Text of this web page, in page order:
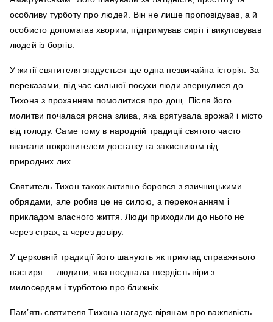
особливу турботу про людей. Він не лише проповідував, а й
особисто допомагав хворим, підтримував сиріт і викуповував
людей із боргів.
У житії святителя згадується ще одна незвичайна історія. За
переказами, під час сильної посухи люди звернулися до
Тихона з проханням помолитися про дощ. Після його
молитви почалася рясна злива, яка врятувала врожай і місто
від голоду. Саме тому в народній традиції святого часто
вважали покровителем достатку та захисником від
природних лих.
Святитель Тихон також активно боровся з язичницькими
обрядами, але робив це не силою, а переконанням і
прикладом власного життя. Люди приходили до нього не
через страх, а через довіру.
У церковній традиції його шанують як приклад справжнього
пастиря — людини, яка поєднала твердість віри з
милосердям і турботою про ближніх.
Пам’ять святителя Тихона нагадує вірянам про важливість